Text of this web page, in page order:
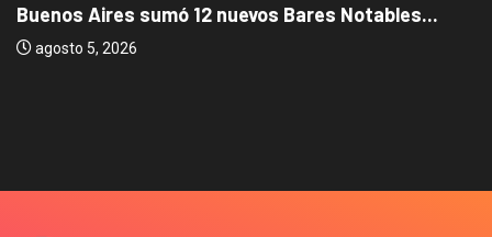
Buenos Aires sumó 12 nuevos Bares Notables...
agosto 5, 2026